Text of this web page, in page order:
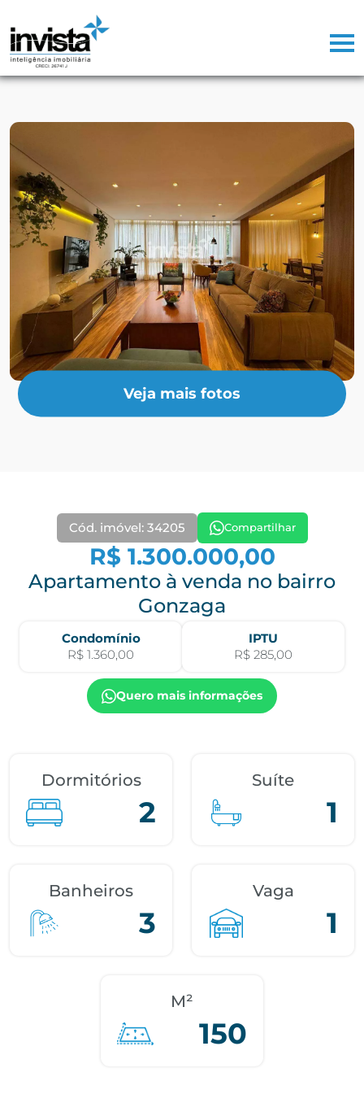
Veja mais fotos
Cód. imóvel: 34205 Compartilhar
R$ 1.300.000,00
Apartamento à venda no bairro
Gonzaga
Condomínio
R$ 1.360,00
IPTU
R$ 285,00
Quero mais informações
Dormitórios
2
Suíte
1
Banheiros
3
Vaga
1
M²
150